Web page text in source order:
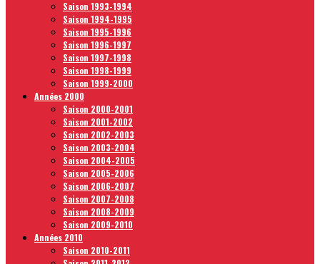
Saison 1993-1994
Saison 1994-1995
Saison 1995-1996
Saison 1996-1997
Saison 1997-1998
Saison 1998-1999
Saison 1999-2000
Années 2000
Saison 2000-2001
Saison 2001-2002
Saison 2002-2003
Saison 2003-2004
Saison 2004-2005
Saison 2005-2006
Saison 2006-2007
Saison 2007-2008
Saison 2008-2009
Saison 2009-2010
Années 2010
Saison 2010-2011